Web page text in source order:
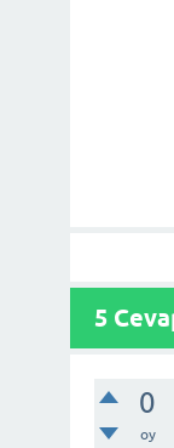
5
0
oy